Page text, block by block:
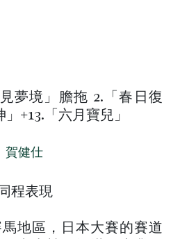
夢境」膽拖 2.「春日復
+13.「六月寶兒」
賀健仕
程表現
地區，日本大賽的賽道